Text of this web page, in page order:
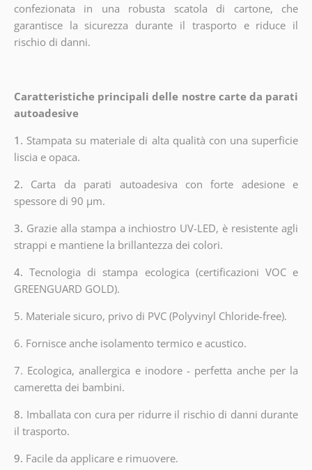
confezionata in una robusta scatola di cartone, che
garantisce la sicurezza durante il trasporto e riduce il
rischio di danni.
Caratteristiche principali delle nostre carte da parati
autoadesive
1. Stampata su materiale di alta qualità con una superficie
liscia e opaca.
2. Carta da parati autoadesiva con forte adesione e
spessore di 90 µm.
3. Grazie alla stampa a inchiostro UV-LED, è resistente agli
strappi e mantiene la brillantezza dei colori.
4.Tecnologia di stampa ecologica (certificazioni VOC e
GREENGUARD GOLD).
5. Materiale sicuro, privo di PVC (Polyvinyl Chloride-free).
6. Fornisce anche isolamento termico e acustico.
7. Ecologica, anallergica e inodore - perfetta anche per la
cameretta dei bambini.
8. Imballata con cura per ridurre il rischio di danni durante
il trasporto.
9. Facile da applicare e rimuovere.